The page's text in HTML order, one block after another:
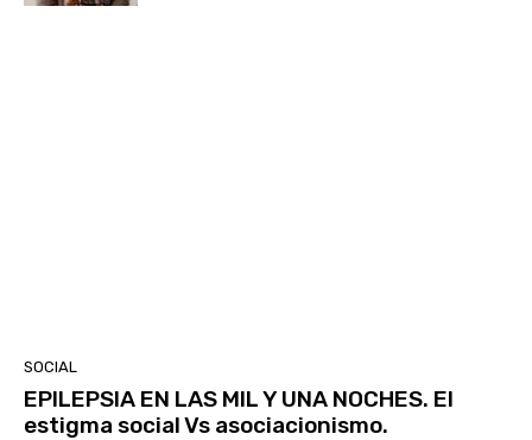
SOCIAL
EPILEPSIA EN LAS MIL Y UNA NOCHES. El
estigma social Vs asociacionismo.